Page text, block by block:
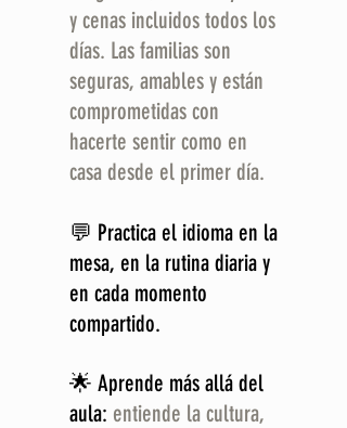
y cenas incluidos todos los
días. Las familias son
seguras, amables y están
comprometidas con
hacerte sentir como en
casa desde el primer día.
💬 Practica el idioma en la
mesa, en la rutina diaria y
en cada momento
compartido.
🌟 Aprende más allá del
aula: entiende la cultura,